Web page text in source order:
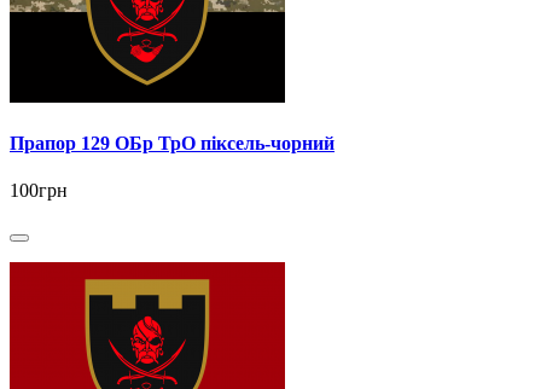
Прапор 129 ОБр ТрО піксель-чорний
100грн